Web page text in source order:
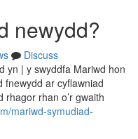
newydd?
Discuss
yn | y swyddfa Mariwd hon
fnewydd ar cyflawniad
rhagor rhan o’r gwaith
mariwd-symudiad-